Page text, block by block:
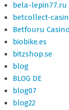
bela-lepin77.ru
betcollect-
Betfouru Casino
biobike.es
bitzshop.se
blog
BLOG DE
blog07
blog22